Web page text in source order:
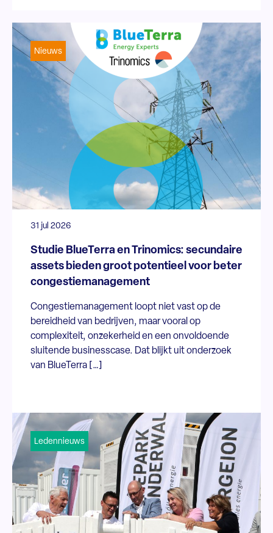
Nieuws
31 jul 2026
Studie BlueTerra en Trinomics: secundaire
assets bieden groot potentieel voor beter
congestiemanagement
Congestiemanagement loopt niet vast op de
bereidheid van bedrijven, maar vooral op
complexiteit, onzekerheid en een onvoldoende
sluitende businesscase. Dat blijkt uit onderzoek
van BlueTerra […]
Ledennieuws